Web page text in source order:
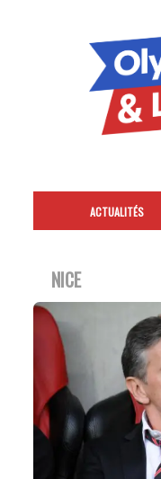
ACTUALITÉS
NICE